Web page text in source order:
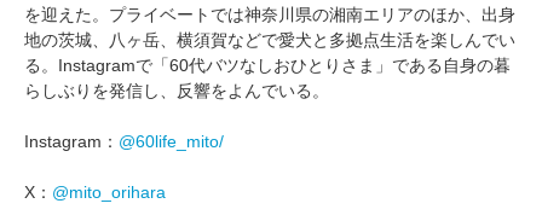
を迎えた。プライベートでは神奈川県の湘南エリアのほか、出身
地の茨城、八ヶ岳、横須賀などで愛犬と多拠点生活を楽しんでい
る。Instagramで「60代バツなしおひとりさま」である自身の暮
らしぶりを発信し、反響をよんでいる。
Instagram： @60life_mito/
X： @mito_orihara